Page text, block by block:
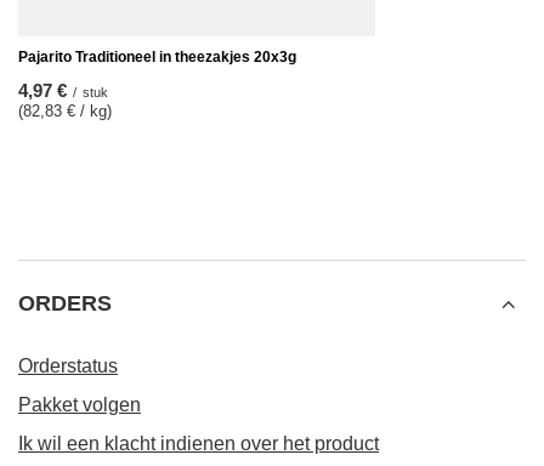
Pajarito Traditioneel in theezakjes 20x3g
4,97 € / stuk
(82,83 € / kg)
ORDERS
Orderstatus
Pakket volgen
Ik wil een klacht indienen over het product